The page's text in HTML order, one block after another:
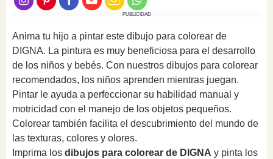
PUBLICIDAD
Anima tu hijo a pintar este dibujo para colorear de
DIGNA. La pintura es muy beneficiosa para el desarrollo
de los niños y bebés. Con nuestros dibujos para colorear
recomendados, los niños aprenden mientras juegan.
Pintar le ayuda a perfeccionar su habilidad manual y
motricidad con el manejo de los objetos pequeños.
Colorear también facilita el descubrimiento del mundo de
las texturas, colores y olores.
Imprima los dibujos para colorear de DIGNA y pinta los